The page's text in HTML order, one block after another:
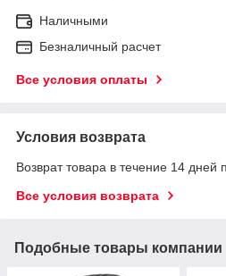
Наличными
Безналичный расчет
Все условия оплаты
Условия возврата
Возврат товара в течение 14 дней
Все условия возврата
Подобные товары компании